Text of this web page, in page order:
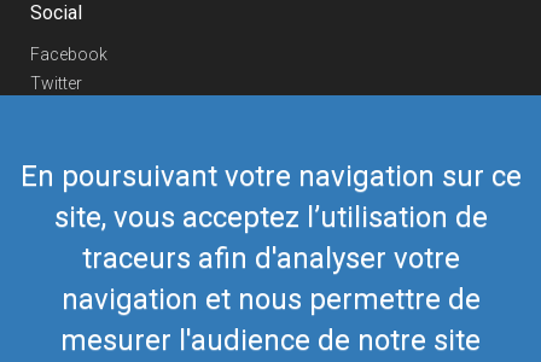
En poursuivant votre navigation sur ce
site, vous acceptez l’utilisation de
traceurs afin d'analyser votre
navigation et nous permettre de
mesurer l'audience de notre site
Social
Facebook
Twitter
Telegram
Nous contacter
Téléphone Europe +352 26441835
Téléphone US/Canada
418-592-8862
airmate@airmate.aero
(c) Myriel Aviation SA